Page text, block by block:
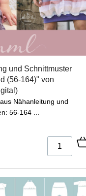
und Schnittmuster
(56-164)" von
Nähanleitung und
56-164 ...